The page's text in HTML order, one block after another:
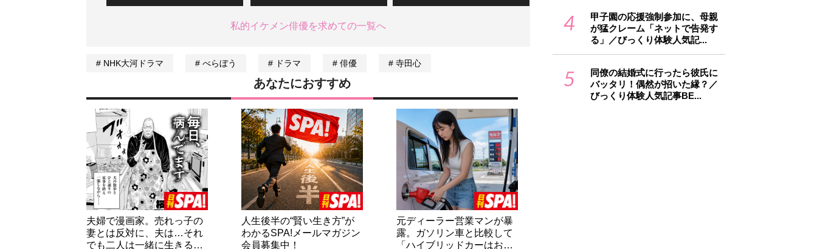
私的イケメン俳優を求めての一覧へ
NHK大河ドラマ べらぼう ドラマ 俳優 寺田心
あなたにおすすめ
夫婦で漫画家。売れっ子の
妻とは反対に、夫は…それ
でも二人は一緒に生きる…
人生後半の“賢い生き方”が
わかるSPA!メールマガジン
会員募集中！
元ディーラー営業マンが暴
露。ガソリン車と比較して
「ハイブリッドカーはお…
4
甲子園の応援強制参加に、母親
が猛クレーム「ネットで告発す
る」／びっくり体験人気記...
5
同僚の結婚式に行ったら彼氏に
バッタリ！偶然が招いた縁？／
びっくり体験人気記事BE...